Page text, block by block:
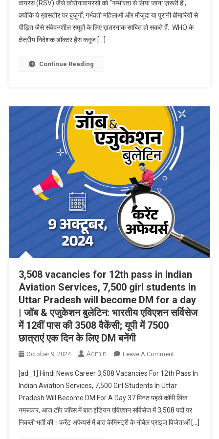
‘भुलाने’
की
ग़लती
वायरस (RSV) जैसे कोरोनावायरसों को “गम्भीरता से लिया जाना ज़रूरी है’,
क्योंकि ये ख़ासतौर पर बुज़ुर्गों, गर्भवती महिलाओं और मौजूदा या पुरानी बीमारियों से
पीड़ित जैसे संवेदनशील समूहों के लिए ख़तरनाक साबित हो सकते हैं. WHO के
क्षेत्रीय निदेशक डॉक्टर हैंस क्लूज […]
Continue Reading
3,508 vacancies for 12th pass in Indian
Aviation Services, 7,500 girl students in
Uttar Pradesh will become DM for a day
| जॉब & एजुकेशन बुलेटिन: भारतीय एविएशन सर्विसेज
में 12वीं पास की 3508 वैकेंसी; यूपी में 7500
छात्राएं एक दिन के लिए DM बनेंगी
October 9, 2024 Admin Leave A CommentOn
Vacancies
For
12th
Pass
In
[ad_1] Hindi News Career 3,508 Vacancies For 12th Pass In
Indian Aviation Services, 7,500 Girl Students In Uttar
Pradesh Will Become DM For A Day 37 मिनट पहले कॉपी लिंक
नमस्कार, आज टॉप जॉब्‍स में बात इंडियन एविएशन सर्विसेज में 3,508 पदों पर
निकली भर्ती की। करेंट अफेयर्स में बात केमिस्ट्री के नोबेल प्राइज विजेताओं […]